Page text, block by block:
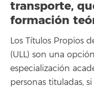
transporte,
formación
Los Títulos Propios
(ULL) son una
especialización
personas tituladas,